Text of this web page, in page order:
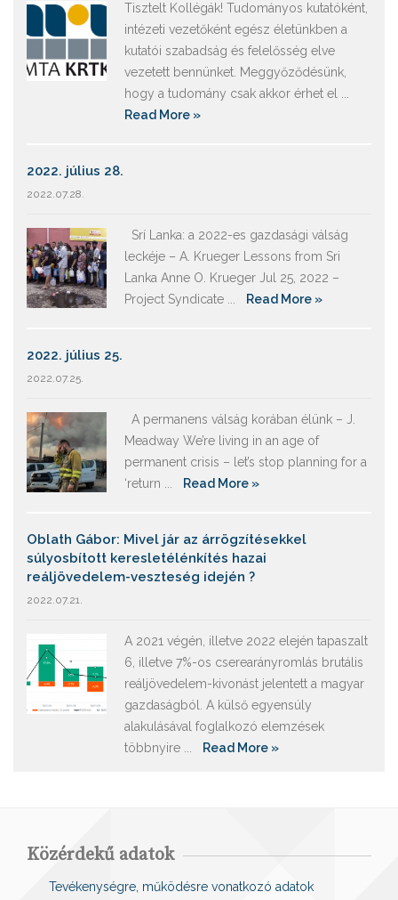
Tisztelt Kollégák! Tudományos kutatóként,
intézeti vezetőként egész életünkben a
kutatói szabadság és felelősség elve
vezetett bennünket. Meggyőződésünk,
hogy a tudomány csak akkor érhet el ...
Read More »
2022. július 28.
2022.07.28.
Srí Lanka: a 2022-es gazdasági válság
leckéje – A. Krueger Lessons from Sri
Lanka Anne O. Krueger Jul 25, 2022 –
Project Syndicate ...
Read More »
2022. július 25.
2022.07.25.
A permanens válság korában élünk – J.
Meadway We’re living in an age of
permanent crisis – let’s stop planning for a
‘return ...
Read More »
Oblath Gábor: Mivel jár az árrögzítésekkel
súlyosbított keresletélénkítés hazai
reáljövedelem-veszteség idején ?
2022.07.21.
A 2021 végén, illetve 2022 elején tapaszalt
6, illetve 7%-os cserearányromlás brutális
reáljövedelem-kivonást jelentett a magyar
gazdaságból. A külső egyensúly
alakulásával foglalkozó elemzések
többnyire ...
Read More »
Közérdekű adatok
Tevékenységre, működésre vonatkozó adatok